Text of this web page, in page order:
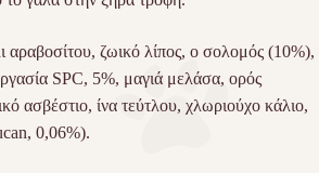
αραβοσίτου, ζωικό λίπος, ο σολομός (10%),
SPC, 5%, μαγιά μελάσα, ορός
ασβέστιο, ίνα τεύτλου, χλωριούχο κάλιο,
0,06%).